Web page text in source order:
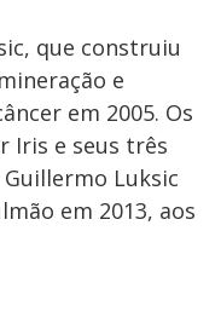
que construiu
e
em 2005. Os
Iris e seus três
Guillermo Luksic
em 2013, aos